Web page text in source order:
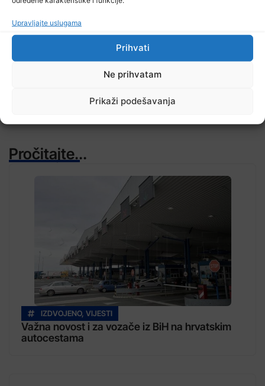
Upravljajte uslugama
Prihvati
Ne prihvatam
Prikaži podešavanja
Pročitajte...
IZDVOJENO, VIJESTI
Važna novost i za vozače iz BiH na hrvatskim
autocestama